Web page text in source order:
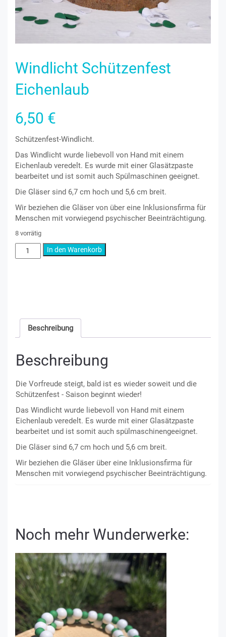
Windlicht Schützenfest
Eichenlaub
6,50 €
Schützenfest-Windlicht.
Das Windlicht wurde liebevoll von Hand mit einem
Eichenlaub veredelt. Es wurde mit einer Glasätzpaste
bearbeitet und ist somit auch Spülmaschinen geeignet.
Die Gläser sind 6,7 cm hoch und 5,6 cm breit.
Wir beziehen die Gläser von über eine Inklusionsfirma für
Menschen mit vorwiegend psychischer Beeinträchtigung.
8 vorrätig
Windlicht
Schützenfest
In den Warenkorb
Beschreibung
Beschreibung
Die Vorfreude steigt, bald ist es wieder soweit und die
Schützenfest - Saison beginnt wieder!
Das Windlicht wurde liebevoll von Hand mit einem
Eichenlaub veredelt. Es wurde mit einer Glasätzpaste
bearbeitet und ist somit auch spülmaschinengeeignet.
Die Gläser sind 6,7 cm hoch und 5,6 cm breit.
Wir beziehen die Gläser über eine Inklusionsfirma für
Menschen mit vorwiegend psychischer Beeinträchtigung.
Noch mehr Wunderwerke: